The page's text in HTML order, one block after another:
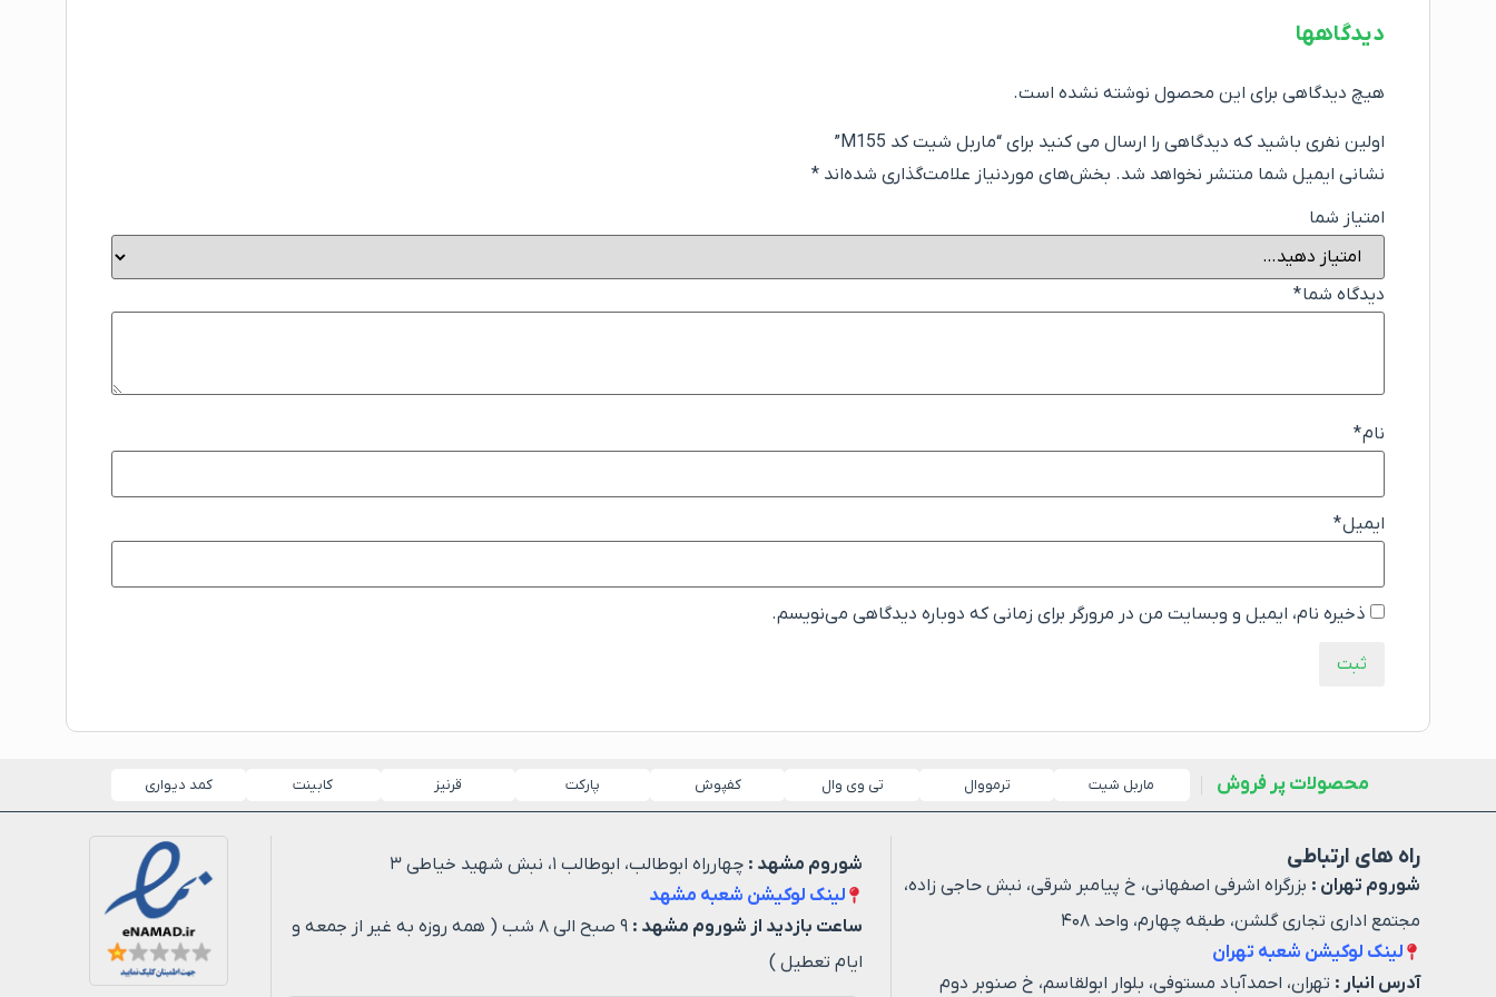
دیدگاهها
هیچ دیدگاهی برای این محصول نوشته نشده است.
اولین نفری باشید که دیدگاهی را ارسال می کنید برای “ماربل شیت کد M155”
نشانی ایمیل شما منتشر نخواهد شد. بخش‌های موردنیاز علامت‌گذاری شده‌اند *
امتیاز شما
دیدگاه شما*
نام*
ایمیل*
ذخیره نام، ایمیل و وبسایت من در مرورگر برای زمانی که دوباره دیدگاهی می‌نویسم.
محصولات پر فروش ماربل شیت ترمووال تی وی وال کفپوش پارکت قرنیز کابینت کمد دیواری
راه های ارتباطی
شوروم تهران : بزرگراه اشرفی اصفهانی، خ پیامبر شرقی، نبش حاجی زاده،
مجتمع اداری تجاری گلشن، طبقه چهارم، واحد ۴۰۸
لینک لوکیشن شعبه تهران
آدرس انبار : تهران، احمدآباد مستوفی، بلوار ابولقاسم، خ صنوبر دوم
شوروم مشهد : چهارراه ابوطالب، ابوطالب ۱، نبش شهید خیاطی ۳
لینک لوکیشن شعبه مشهد
ساعت بازدید از شوروم مشهد :
۹ صبح الی ۸ شب ( همه روزه به غیر از جمعه و
ایام تعطیل )